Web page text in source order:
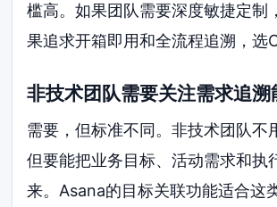
槛高。如果团队需要深度敏捷定制
果追求开箱即用和全流程追溯，选
非技术团队需要关注需求追溯
需要，但标准不同。非技术团队不
但要能把业务目标、活动需求和执
来。Asana的目标关联功能适合这